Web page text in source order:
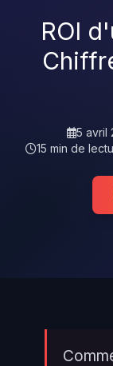
ROI
5 avril
15 min de